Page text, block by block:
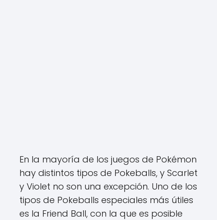
En la mayoría de los juegos de Pokémon
hay distintos tipos de Pokeballs, y Scarlet
y Violet no son una excepción. Uno de los
tipos de Pokeballs especiales más útiles
es la Friend Ball, con la que es posible